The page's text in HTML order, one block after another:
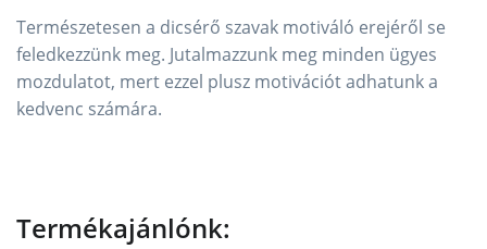
Természetesen a dicsérő szavak motiváló erejéről se
feledkezzünk meg. Jutalmazzunk meg minden ügyes
mozdulatot, mert ezzel plusz motivációt adhatunk a
kedvenc számára.
Termékajánlónk: